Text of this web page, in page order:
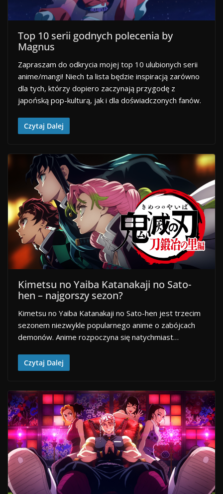
Top 10 serii godnych polecenia by
Magnus
Zapraszam do odkrycia mojej top 10 ulubionych serii
anime/mangi! Niech ta lista będzie inspiracją zarówno
dla tych, którzy dopiero zaczynają przygodę z
japońską pop-kulturą, jak i dla doświadczonych fanów.
Czytaj Dalej
Kimetsu no Yaiba Katanakaji no Sato-
hen – najgorszy sezon?
Kimetsu no Yaiba Katanakaji no Sato-hen jest trzecim
sezonem niezwykle popularnego anime o zabójcach
demonów. Anime rozpoczyna się natychmiast…
Czytaj Dalej